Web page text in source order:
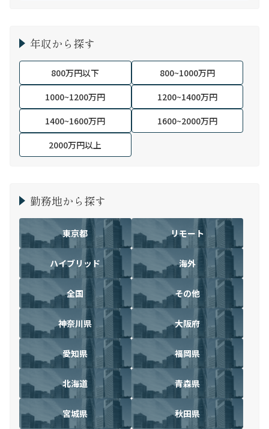
年収から探す
800万円以下
800~1000万円
1000~1200万円
1200~1400万円
1400~1600万円
1600~2000万円
2000万円以上
勤務地から探す
東京都 リモート
ハイブリッド 海外
全国 その他
神奈川県 大阪府
愛知県 福岡県
北海道 青森県
宮城県 秋田県